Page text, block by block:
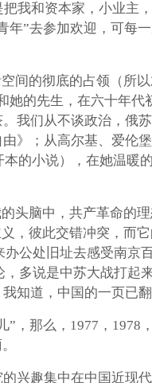
我和资本家，小业主
”去参加欢迎，可每
间的彻底的占领（所
她的先生，在六十年代
我们从不谈政治，俄
》；从高尔基、爱伦
的小说），在她温暖
头脑中，共产革命的
，彼此交错冲突，而
公处旧址去感受南京
多说是中苏大战打起
知道，中国的一页已翻
，那么，1977，1978
兴趣集中在中国近现